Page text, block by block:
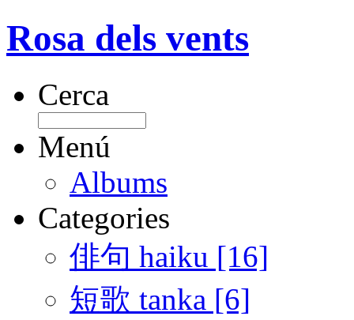
Rosa dels vents
Cerca
Menú
Albums
Categories
俳句 haiku [16]
短歌 tanka [6]